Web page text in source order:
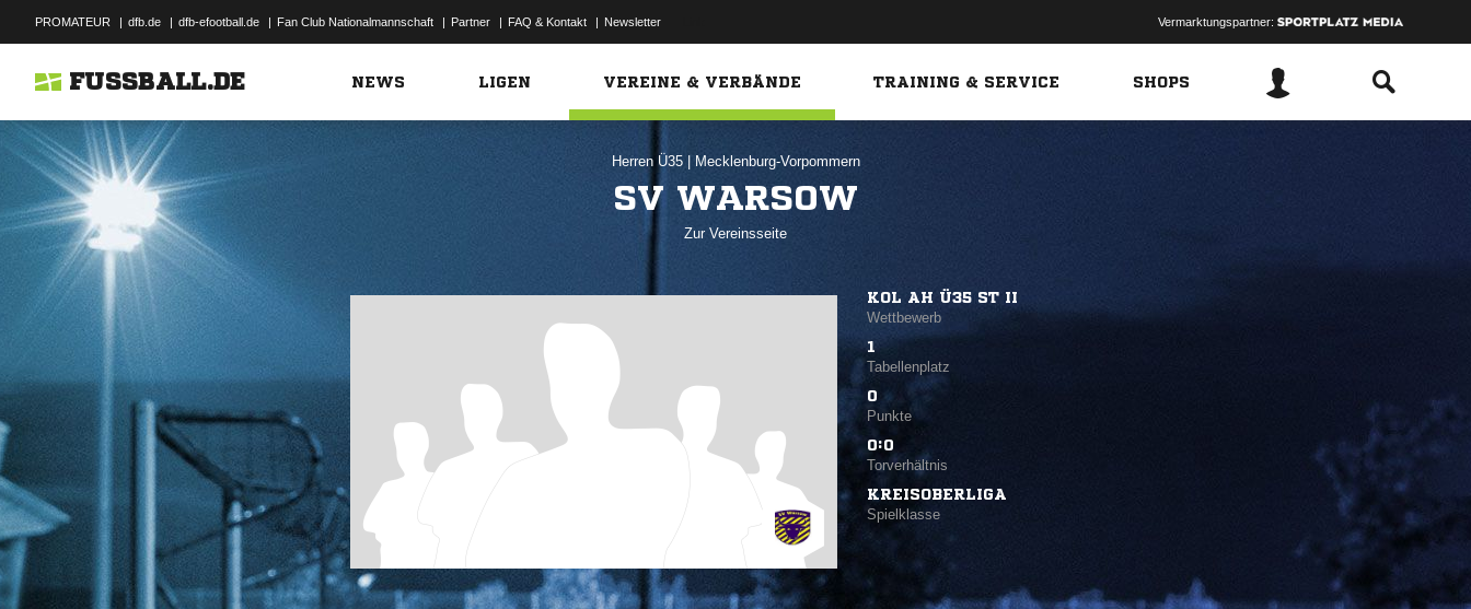
PROMATEUR | dfb.de | dfb-efootball.de | Fan Club Nationalmannschaft | Partner | FAQ & Kontakt | Newsletter Vermarktungspartner:
FUSSBALL.DE NEWS LIGEN VEREINE & VERBÄNDE TRAINING & SERVICE SHOPS
Herren Ü35 Mecklenburg-Vorpommern
SV WARSOW
Zur Vereinsseite
KOL AH Ü35 ST II
Wettbewerb
1
Tabellenplatz
0
Punkte
0:0
Torverhältnis
KREISOBERLIGA
Spielklasse